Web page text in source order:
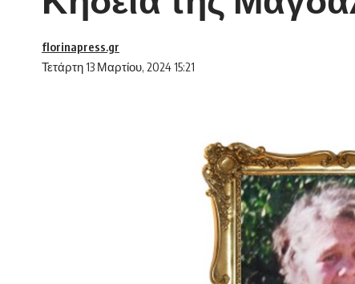
Τετάρτη 13 Μαρτίου, 2024 15:21
florinapress.gr